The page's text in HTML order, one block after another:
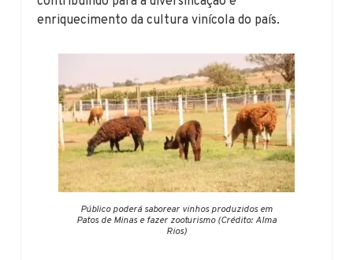
enriquecimento da cultura vinícola do país.
Público poderá saborear vinhos produzidos em
Patos de Minas e fazer zooturismo (Crédito: Alma
Rios)